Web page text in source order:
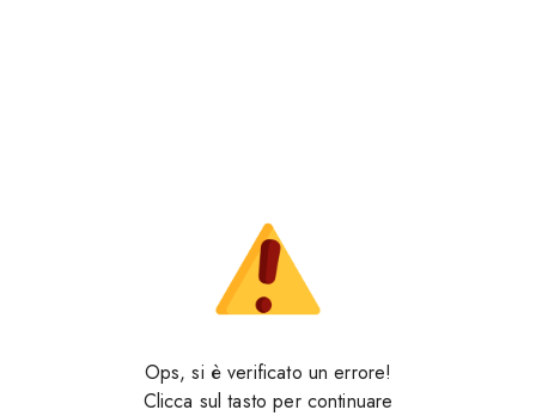
Ops, si è verificato un errore!
Clicca sul tasto per continuare